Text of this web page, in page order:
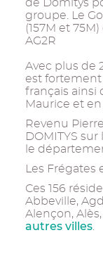
de Domitys
groupe. Le
(157M et
AG2R
Avec plus de
est
français ainsi
Maurice et en
Revenu
DOMITYS
le
Les Frégates
Ces 156
Abbeville,
Alençon,
autres villes